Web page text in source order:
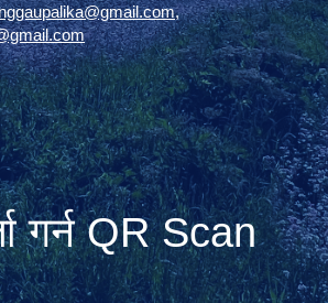
,
गर्न QR Scan